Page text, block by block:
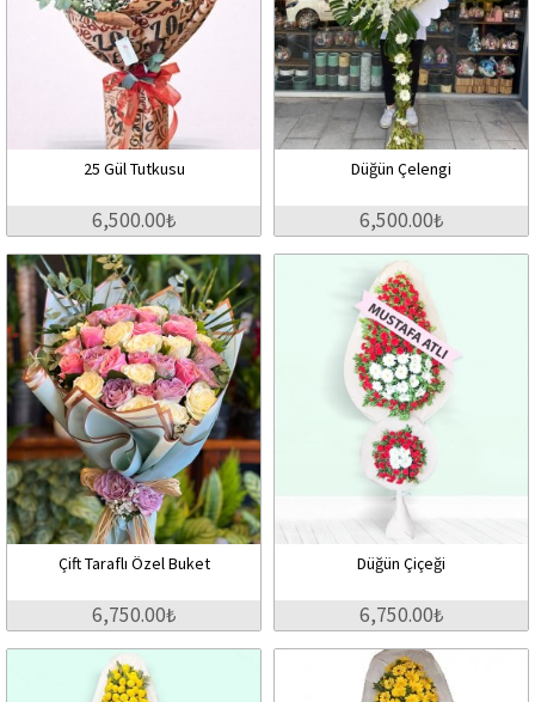
25 Gül Tutkusu
6,500.00₺
Düğün Çelengi
6,500.00₺
Çift Taraflı Özel Buket
6,750.00₺
Düğün Çiçeği
6,750.00₺